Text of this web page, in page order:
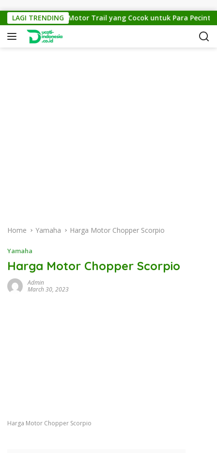
LAGI TRENDING
KTM Cross 150: Motor Trail yang Cocok untuk Para Pecinta
Home Yamaha Harga Motor Chopper Scorpio
Yamaha
Harga Motor Chopper Scorpio
Admin
March 30, 2023
Harga Motor Chopper Scorpio